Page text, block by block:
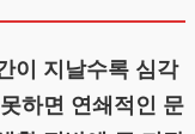
이 지날수록 심각
하면 연쇄적인 문